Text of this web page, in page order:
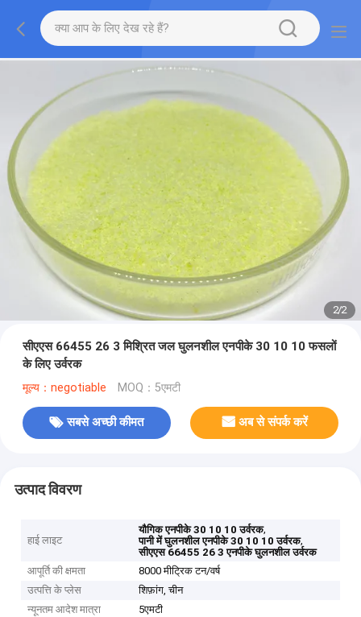
2/2
सीएएस 66455 26 3 मिश्रित जल घुलनशील एनपीके 30 10 10 फसलों
के लिए उर्वरक
मूल्य：negotiable MOQ：5एमटी
सबसे अच्छी कीमत अब से संपर्क करें
उत्पाद विवरण
हाई लाइट
यौगिक एनपीके 30 10 10 उर्वरक,
पानी में घुलनशील एनपीके 30 10 10 उर्वरक,
सीएएस 66455 26 3 एनपीके घुलनशील उर्वरक
आपूर्ति की क्षमता
8000 मीट्रिक टन/वर्ष
उत्पत्ति के प्लेस
शिफ़ांग, चीन
न्यूनतम आदेश मात्रा
5एमटी